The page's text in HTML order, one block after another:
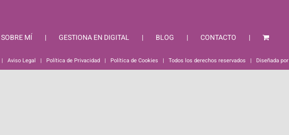
SOBRE MÍ GESTIONA EN DIGITAL BLOG CONTACTO
| Aviso Legal | Política de Privacidad| Política de Cookies | Todos los derechos reservados | Diseñada por